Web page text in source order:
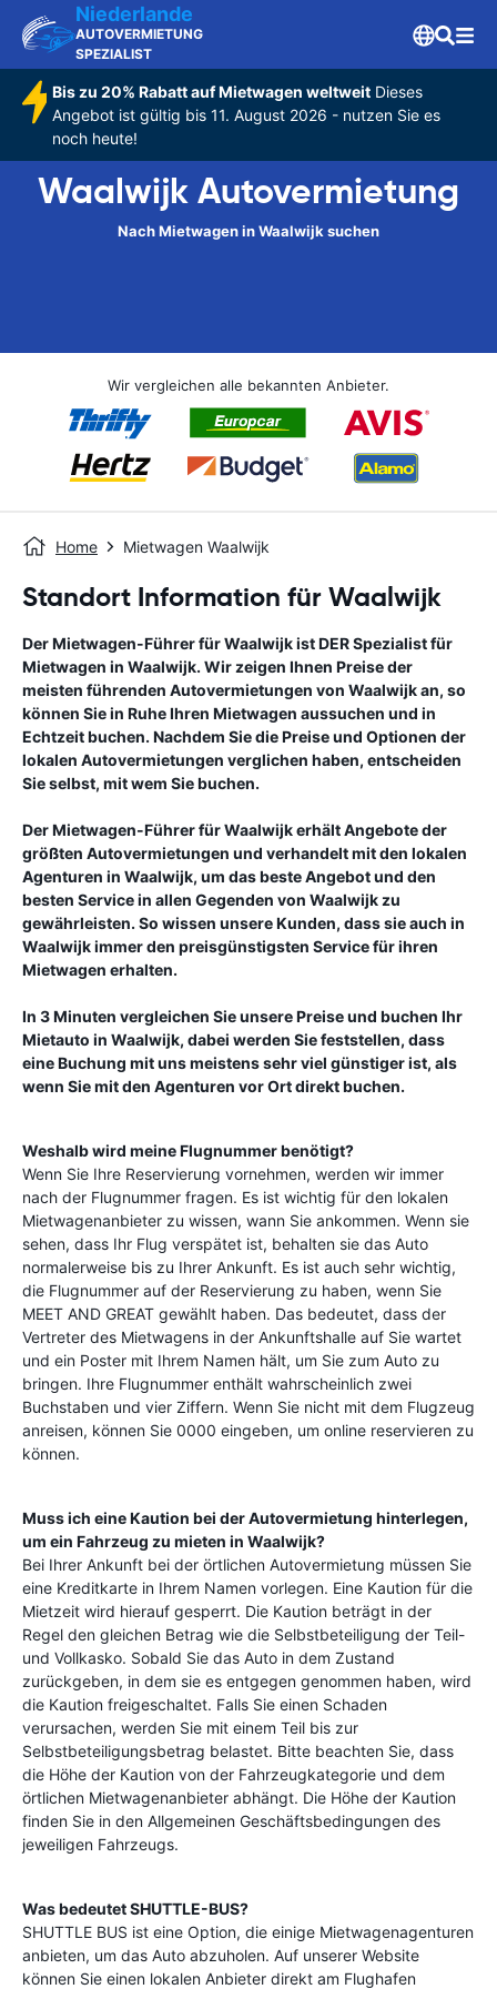
Niederlande
AUTOVERMIETUNG
SPEZIALIST
Bis zu 20% Rabatt auf Mietwagen weltweitDieses
Angebot ist gültig bis 11. August 2026 - nutzen Sie es
noch heute!
Waalwijk Autovermietung
Nach Mietwagen in Waalwijk suchen
Wir vergleichen alle bekannten Anbieter.
Home Mietwagen Waalwijk
Standort Information für Waalwijk
Der Mietwagen-Führer fürWaalwijkist DER Spezialist für
Mietwagen in Waalwijk. Wir zeigen Ihnen Preise der
meisten führenden Autovermietungen von Waalwijkan, so
können Sie in Ruhe Ihren Mietwagen aussuchen und in
Echtzeit buchen. Nachdem Sie die Preise und Optionen der
lokalen Autovermietungen verglichen haben, entscheiden
Sie selbst, mit wem Sie buchen.
Der Mietwagen-Führer fürWaalwijkerhält Angebote der
größten Autovermietungen und verhandelt mit den lokalen
Agenturen in Waalwijk, um das beste Angebot und den
besten Service in allen Gegenden von Waalwijk zu
gewährleisten. So wissen unsere Kunden, dass sie auch in
Waalwijkimmer den preisgünstigsten Service für ihren
Mietwagen erhalten.
In 3 Minuten vergleichen Sie unsere Preise und buchen Ihr
Mietauto in Waalwijk, dabei werden Sie feststellen, dass
eine Buchung mit uns meistens sehr viel günstiger ist, als
wenn Sie mit den Agenturen vor Ort direkt buchen.
Weshalb wird meine Flugnummer benötigt?
Wenn Sie Ihre Reservierung vornehmen, werden wir immer
nach der Flugnummer fragen. Es ist wichtig für den lokalen
Mietwagenanbieter zu wissen, wann Sie ankommen. Wenn sie
sehen, dass Ihr Flug verspätet ist, behalten sie das Auto
normalerweise bis zu Ihrer Ankunft. Es ist auch sehr wichtig,
die Flugnummer auf der Reservierung zu haben, wenn Sie
MEET AND GREAT gewählt haben. Das bedeutet, dass der
Vertreter des Mietwagens in der Ankunftshalle auf Sie wartet
und ein Poster mit Ihrem Namen hält, um Sie zum Auto zu
bringen. Ihre Flugnummer enthält wahrscheinlich zwei
Buchstaben und vier Ziffern. Wenn Sie nicht mit dem Flugzeug
anreisen, können Sie 0000 eingeben, um online reservieren zu
können.
Muss ich eine Kaution bei der Autovermietung hinterlegen,
um ein Fahrzeug zu mieten in Waalwijk?
Bei Ihrer Ankunft bei der örtlichen Autovermietung müssen Sie
eine Kreditkarte in Ihrem Namen vorlegen. Eine Kaution für die
Mietzeit wird hierauf gesperrt. Die Kaution beträgt in der
Regel den gleichen Betrag wie die Selbstbeteiligung der Teil-
und Vollkasko. Sobald Sie das Auto in dem Zustand
zurückgeben, in dem sie es entgegen genommen haben, wird
die Kaution freigeschaltet. Falls Sie einen Schaden
verursachen, werden Sie mit einem Teil bis zur
Selbstbeteiligungsbetrag belastet. Bitte beachten Sie, dass
die Höhe der Kaution von der Fahrzeugkategorie und dem
örtlichen Mietwagenanbieter abhängt. Die Höhe der Kaution
finden Sie in den Allgemeinen Geschäftsbedingungen des
jeweiligen Fahrzeugs.
Was bedeutet SHUTTLE-BUS?
SHUTTLE BUS ist eine Option, die einige Mietwagenagenturen
anbieten, um das Auto abzuholen. Auf unserer Website
können Sie einen lokalen Anbieter direkt am Flughafen